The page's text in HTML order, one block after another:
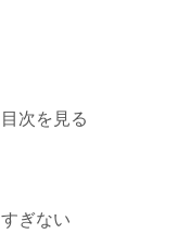
次を見る
ぎない